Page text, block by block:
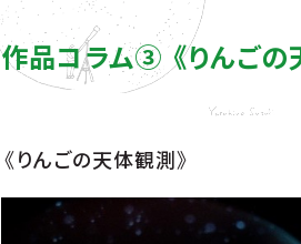
作品コラム③ 《りんごの
《りんごの天体観測》